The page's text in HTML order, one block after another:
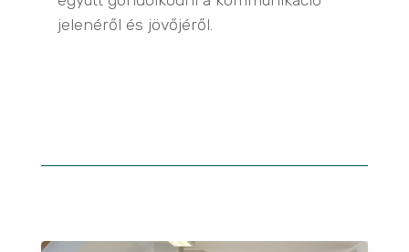
jelenéről és jövőjéről.